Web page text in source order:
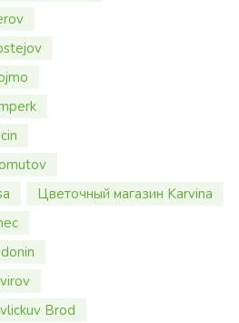
Цветочный магазин Karvina
Brod